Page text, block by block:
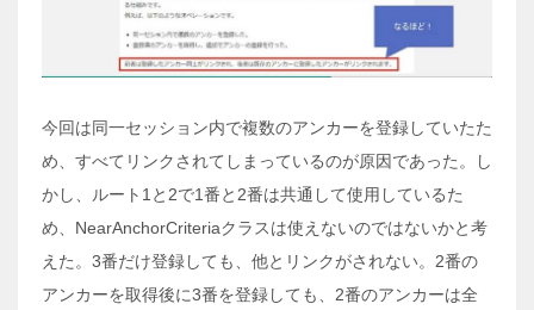
今回は同一セッション内で複数のアンカーを登録していたた
め、すべてリンクされてしまっているのが原因であった。し
かし、ルート1と2で1番と2番は共通して使用しているた
め、NearAnchorCriteriaクラスは使えないのではないかと考
えた。3番だけ登録しても、他とリンクがされない。2番の
アンカーを取得後に3番を登録しても、2番のアンカーは全